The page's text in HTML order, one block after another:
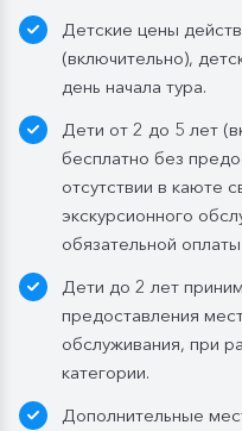
Ужин:
заказная
напиток (1 стакан,
белое / игристое (1
Бутилированная вода
Каюты класса
ежедневное
Стандартные
день посадки:
— в рейсах до 4
л.) при одноместном
в 2- и 3-местном
Детские цены
(включительно),
день начала тура.
Дети от 2 до 5 лет
бесплатно без
отсутствии в каюте
экскурсионного
обязательной
Дети до 2 лет
предоставления
обслуживания, при
категории.
Дополнительные